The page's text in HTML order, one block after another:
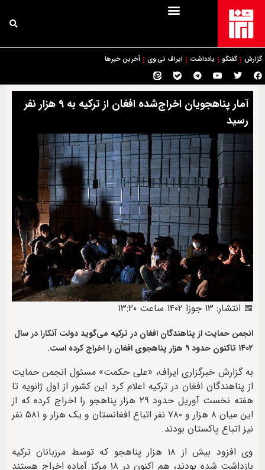
گزارش گفتگو یادداشت ایراف تی وی آخرین خبرها
آمار پناهجویان اخراج‌شده افغان از ترکیه به ۹ هزار نفر
رسید
📅 انتشار: ۱۳ جوزا ۱۴۰۲ ساعت ۱۳:۲۰
انجمن حمایت از پناهندگان افغان در ترکیه می‌گوید دولت آنکارا در سال
۱۴۰۲ تاکنون حدود ۹ هزار پناهجوی افغان را اخراج کرده است.
به گزارش خبرگزاری ایراف، «علی حکمت» مسئول انجمن حمایت
از پناهندگان افغان در ترکیه اعلام کرد این کشور از اول ژانویه تا
هفته نخست آوریل حدود ۲۹ هزار پناهجو را اخراج کرده که از
این میان ۸ هزار و ۷۸۰ نفر اتباع افغانستان و یک هزار و ۵۸۱ نفر
نیز اتباع پاکستان بودند.
وی افزود بیش از ۱۸ هزار پناهجو که توسط مرزبانان ترکیه
بازداشت شده بودند، هم اکنون در ۱۸ مرکز آماده اخراج هستند